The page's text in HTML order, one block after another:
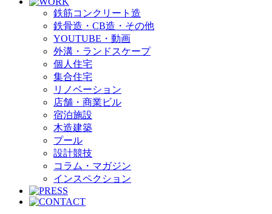
鉄筋コンクリート造
鉄骨造・CB造・その他
YOUTUBE・動画
外溝・ランドスケープ
個人住宅
集合住宅
リノベーション
店舗・商業ビル
宿泊施設
木造建築
プール
設計競技
コラム・マガジン
インスペクション